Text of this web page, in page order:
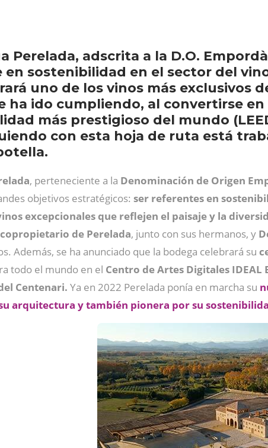
Perelada, adscrita a la D.O.
en sostenibilidad en el sector del
uno de los vinos más exclusivos
ha ido cumpliendo, al convertirse
más prestigioso del mundo
con esta hoja de ruta está
, perteneciente a la Denominación de Origen
objetivos estratégicos: ser referentes en
excepcionales que reflejen el paisaje y la
de Perelada, junto con sus hermanos, y
Además, se ha anunciado que la bodega celebrará su
todo el mundo en el Centro de Artes Digitales IDEAL
Centenari. Ya en 2022 Perelada ponía en marcha su
arquitectura y también pionera por su